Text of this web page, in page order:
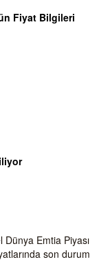
Fiyat Bilgileri
Dünya Emtia Piyası
son durum